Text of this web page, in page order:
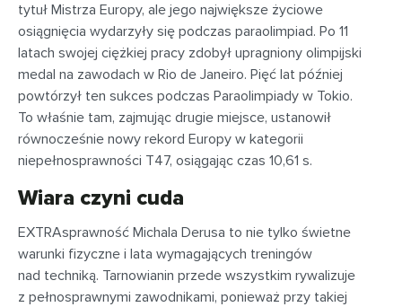
tytuł Mistrza Europy, ale jego największe życiowe
osiągnięcia wydarzyły się podczas paraolimpiad. Po 11
latach swojej ciężkiej pracy zdobył upragniony olimpijski
medal na zawodach w Rio de Janeiro. Pięć lat później
powtórzył ten sukces podczas Paraolimpiady w Tokio.
To właśnie tam, zajmując drugie miejsce, ustanowił
równocześnie nowy rekord Europy w kategorii
niepełnosprawności T47, osiągając czas 10,61 s.
Wiara czyni cuda
EXTRAsprawność Michala Derusa to nie tylko świetne
warunki fizyczne i lata wymagających treningów
nad techniką. Tarnowianin przede wszystkim rywalizuje
z pełnosprawnymi zawodnikami, ponieważ przy takiej